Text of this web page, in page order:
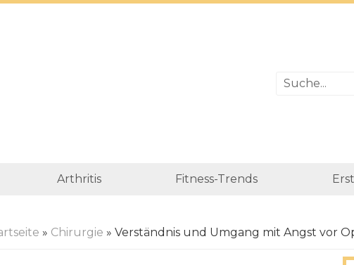
Arthritis Fitness-Trends
» Chirurgie » Verständnis und Umgang mit Angst vor